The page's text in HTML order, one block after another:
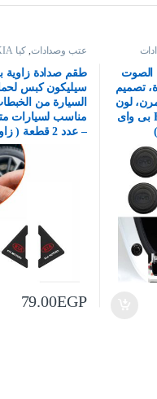
الصوت
تصميم
لون
اسود – متوافق مع BYD بى واى
عتب وصدادات, كيا KIA
طقم صدادة زاوية
سيليكون كبس
السيارة من
مناسب لسيارات
– عدد 2 قطعة
79.00EGP